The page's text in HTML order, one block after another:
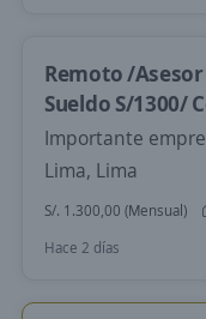
Remoto /
Sueldo S/1300/
Importante
Lima, Lima
S/. 1.300,00 (Mensual)
Hace 2 días